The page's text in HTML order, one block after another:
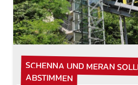
SCHENNA UND MERAN
ABSTIMMEN